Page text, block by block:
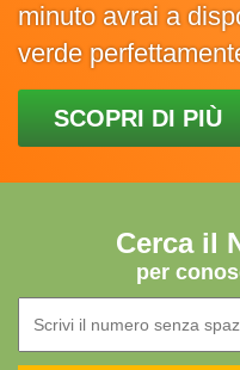
minuto avrai a
verde
SCOPRI DI PIÙ
Cerca il
per